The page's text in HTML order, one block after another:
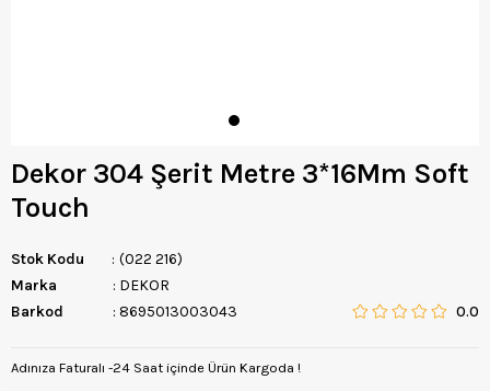
Dekor 304 Şerit Metre 3*16Mm Soft
Touch
Stok Kodu
(022 216)
Marka
: DEKOR
Barkod
: 8695013003043 0.0
Adınıza Faturalı -24 Saat içinde Ürün Kargoda !